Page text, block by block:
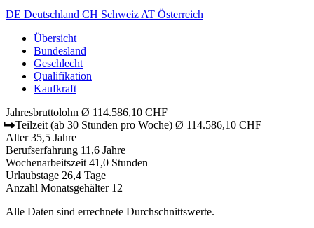
DE Deutschland CH Schweiz AT Österreich
Übersicht
Bundesland
Geschlecht
Qualifikation
Kaufkraft
Jahresbruttolohn Ø 114.586,10 CHF
Teilzeit (ab 30 Stunden pro Woche) Ø 114.586,10 CHF
Alter 35,5 Jahre
Berufserfahrung 11,6 Jahre
Wochenarbeitszeit 41,0 Stunden
Urlaubstage 26,4 Tage
Anzahl Monatsgehälter 12
Alle Daten sind errechnete Durchschnittswerte.